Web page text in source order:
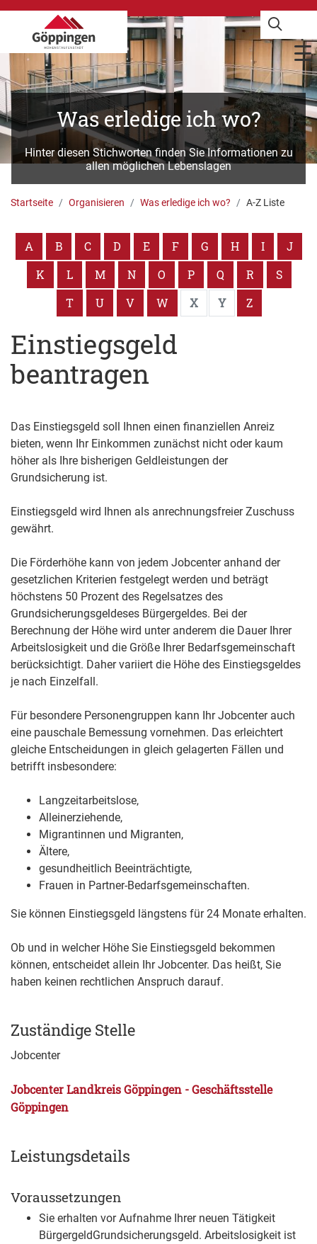
Was erledige ich wo?
Hinter diesen Stichworten finden Sie Informationen zu
allen möglichen Lebenslagen
Startseite Organisieren Was erledige ich wo? A-Z Liste
A B C D E F G H I
J
K
L M N O P Q R
S
T
U V W X Y Z
Einstiegsgeld
beantragen
Das Einstiegsgeld soll Ihnen einen finanziellen Anreiz
bieten, wenn Ihr Einkommen zunächst nicht oder kaum
höher als Ihre bisherigen Geldleistungen der
Grundsicherung ist.
Einstiegsgeld wird Ihnen als anrechnungsfreier Zuschuss
gewährt.
Die Förderhöhe kann von jedem Jobcenter anhand der
gesetzlichen Kriterien festgelegt werden und beträgt
höchstens 50 Prozent des Regelsatzes des
Grundsicherungsgeldeses Bürgergeldes. Bei der
Berechnung der Höhe wird unter anderem die Dauer Ihrer
Arbeitslosigkeit und die Größe Ihrer Bedarfsgemeinschaft
berücksichtigt. Daher variiert die Höhe des Einstiegsgeldes
je nach Einzelfall.
Für besondere Personengruppen kann Ihr Jobcenter auch
eine pauschale Bemessung vornehmen. Das erleichtert
gleiche Entscheidungen in gleich gelagerten Fällen und
betrifft insbesondere:
Langzeitarbeitslose,
Alleinerziehende,
Migrantinnen und Migranten,
Ältere,
gesundheitlich Beeinträchtigte,
Frauen in Partner-Bedarfsgemeinschaften.
Sie können Einstiegsgeld längstens für 24 Monate erhalten.
Ob und in welcher Höhe Sie Einstiegsgeld bekommen
können, entscheidet allein Ihr Jobcenter. Das heißt, Sie
haben keinen rechtlichen Anspruch darauf.
Zuständige Stelle
Jobcenter
Jobcenter Landkreis Göppingen - Geschäftsstelle
Göppingen
Leistungsdetails
Voraussetzungen
Sie erhalten vor Aufnahme Ihrer neuen Tätigkeit
BürgergeldGrundsicherungsgeld. Arbeitslosigkeit ist